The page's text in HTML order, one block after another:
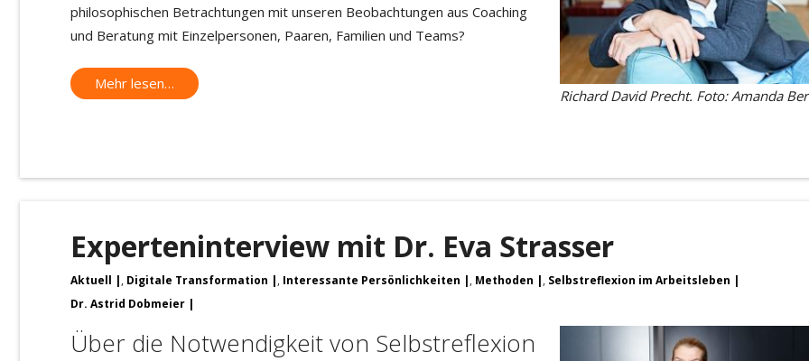
Richard David Precht. Foto: Amanda
philosophischen Betrachtungen mit unseren Beobachtungen aus Coaching
und Beratung mit Einzelpersonen, Paaren, Familien und Teams?
Mehr lesen…
Experteninterview mit Dr. Eva Strasser
Aktuell , Digitale Transformation , Interessante Persönlichkeiten , Methoden , Selbstreflexion im Arbeitsleben
Dr. Astrid Dobmeier
Über die Notwendigkeit von Selbstreflexion